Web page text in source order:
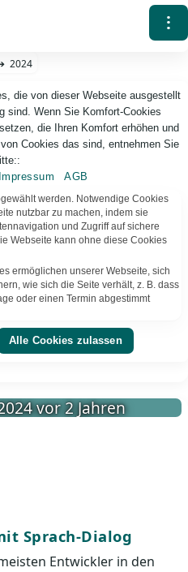
⁝
2024
Webdesign, Analyse & Beratung
vor 2 Jahren
Sprach-Dialog
Entwickler in den
die von dieser Webseite ausgestellt
sind. Wenn Sie Komfort-Cookies
die Ihren Komfort erhöhen und
Cookies das sind, entnehmen Sie
Impressum AGB
werden. Notwendige Cookies
nutzbar zu machen, indem sie
und Zugriff auf sichere
Webseite kann ohne diese Cookies
ermöglichen unserer Webseite, sich
wie sich die Seite verhält, z. B. dass
oder einen Termin abgestimmt